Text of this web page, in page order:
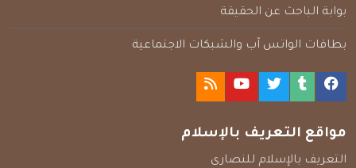
بوابة الباحث عن الحقيقة
بطاقات الواتس آب والشبكات الاجتماعية
مواقع التعريف بالإسلام
التعريف بالإسلام للنصارى